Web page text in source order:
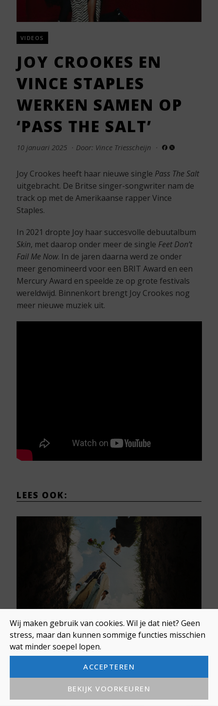
Wij maken gebruik van cookies. Wil je dat niet? Geen
stress, maar dan kunnen sommige functies misschien
wat minder soepel lopen.
ACCEPTEREN
BEKIJK VOORKEUREN
VIDEOS
JOY CROOKES EN
VINCE STAPLES
WERKEN SAMEN OP
‘PASS THE SALT’
10 januari 2025 · Door: Vince Triesscheijn ·
Joy Crookes heeft haar nieuwe single Pass The Salt
uitgebracht. De Britse singer-songwriter nam de
track op met de Amerikaanse rapper Vince
Staples.
In 2021 dropte Joy haar succesvolle debuutalbum
Skin, met daarop onder meer de single Feet Don’t
Fail Me Now. In de jaren daarna werd ze onder
meer genomineerd voor een BRIT Award en een
Mercury Award en speelde ze op grote festivals
wereldwijd. Binnenkort brengt Joy Crookes nog
meer nieuwe muziek uit.
LEES OOK:
The Opposites verrassen met
eerste single in 13 jaar
3 juli 2026